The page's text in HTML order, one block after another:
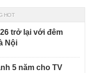
HOT
trở lại với đêm
Nội
5 năm cho TV